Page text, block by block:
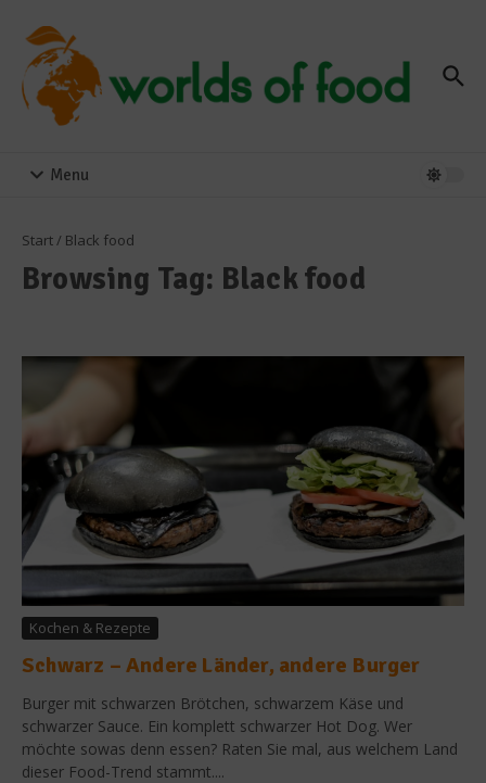
Menu
Start/ Black food
Browsing Tag: Black food
Kochen & Rezepte
Schwarz – Andere Länder, andere Burger
Burger mit schwarzen Brötchen, schwarzem Käse und
schwarzer Sauce. Ein komplett schwarzer Hot Dog. Wer
möchte sowas denn essen? Raten Sie mal, aus welchem Land
dieser Food-Trend stammt....